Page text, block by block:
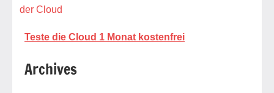
der Cloud
Teste die Cloud 1 Monat kostenfrei
Archives